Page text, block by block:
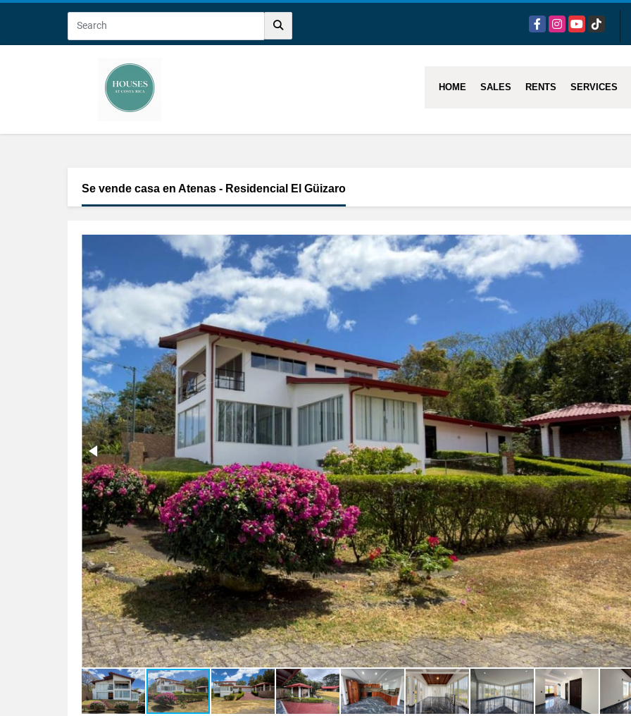
FacebookInstagram
YouTubeTikTok
HOME SALES RENTS SERVICES
Se vende casa en Atenas - Residencial El Güizaro